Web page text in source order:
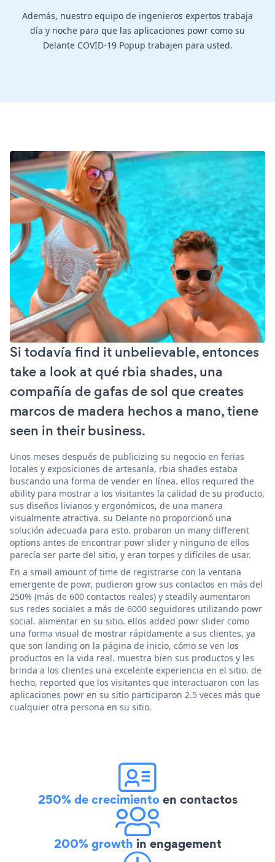
Además, nuestro equipo de ingenieros expertos trabaja
día y noche para que las aplicaciones powr como su
Delante COVID-19 Popup trabajen para usted.
Si todavía find it unbelievable, entonces
take a look at qué rbia shades, una
compañía de gafas de sol que creates
marcos de madera hechos a mano, tiene
seen in their business.
Unos meses después de publicizing su negocio en ferias
locales y exposiciones de artesanía, rbia shades estaba
buscando una forma de vender en línea. ellos required the
ability para mostrar a los visitantes la calidad de su producto,
sus diseños livianos y ergonómicos, de una manera
visualmente atractiva. su Delante no proporcionó una
solución adecuada para esto. probaron un many different
options antes de encontrar powr slider y ninguno de ellos
parecía ser parte del sitio, y eran torpes y difíciles de usar.
En a small amount of time de registrarse con la ventana
emergente de powr, pudieron grow sus contactos en más del
250% (más de 600 contactos reales) y steadily aumentaron
sus redes sociales a más de 6000 seguidores utilizando powr
social. alimentar en su sitio. ellos added powr slider como
una forma visual de mostrar rápidamente a sus clientes, ya
que son landing on la página de inicio, cómo se ven los
productos en la vida real. muestra bien sus productos y les
brinda a los clientes una excelente experiencia en el sitio. de
hecho, reported que los visitantes que interactuaron con las
aplicaciones powr en su sitio participaron 2.5 veces más que
cualquier otra persona en su sitio.
250% de crecimientoen contactos
200% growth in engagement